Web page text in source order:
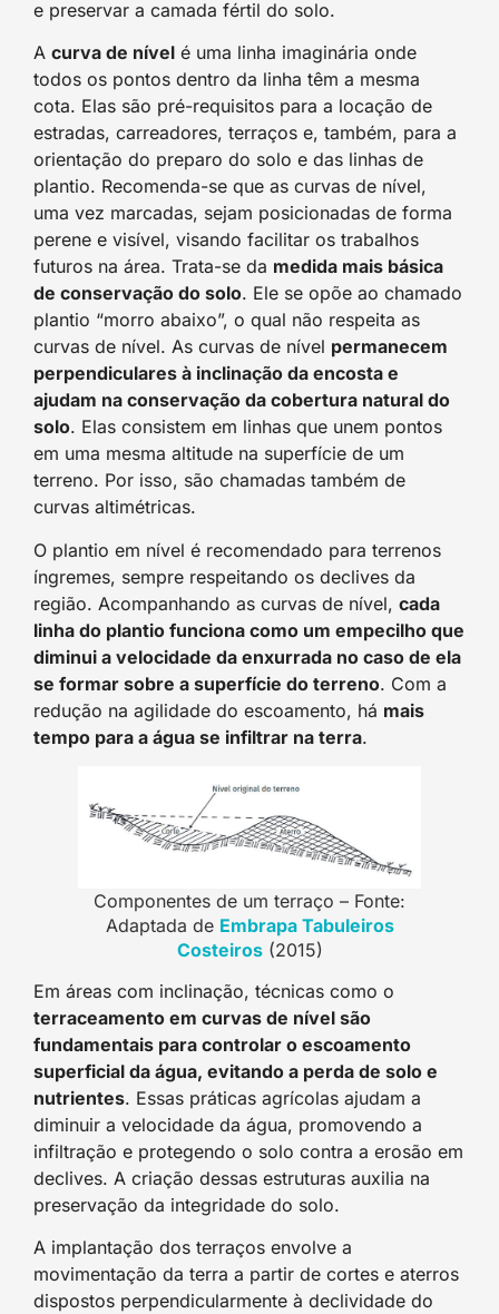
e preservar a camada fértil do solo.
A curva de nível é uma linha imaginária onde
todos os pontos dentro da linha têm a mesma
cota. Elas são pré-requisitos para a locação de
estradas, carreadores, terraços e, também, para a
orientação do preparo do solo e das linhas de
plantio. Recomenda-se que as curvas de nível,
uma vez marcadas, sejam posicionadas de forma
perene e visível, visando facilitar os trabalhos
futuros na área. Trata-se da medida mais básica
de conservação do solo. Ele se opõe ao chamado
plantio “morro abaixo”, o qual não respeita as
curvas de nível. As curvas de nível permanecem
perpendiculares à inclinação da encosta e
ajudam na conservação da cobertura natural do
solo. Elas consistem em linhas que unem pontos
em uma mesma altitude na superfície de um
terreno. Por isso, são chamadas também de
curvas altimétricas.
O plantio em nível é recomendado para terrenos
íngremes, sempre respeitando os declives da
região. Acompanhando as curvas de nível, cada
linha do plantio funciona como um empecilho que
diminui a velocidade da enxurrada no caso de ela
se formar sobre a superfície do terreno. Com a
redução na agilidade do escoamento, há mais
tempo para a água se infiltrar na terra.
Componentes de um terraço – Fonte:
Adaptada de Embrapa Tabuleiros
Costeiros(2015)
Em áreas com inclinação, técnicas como o
terraceamento em curvas de nível são
fundamentais para controlar o escoamento
superficial da água, evitando a perda de solo e
nutrientes. Essas práticas agrícolas ajudam a
diminuir a velocidade da água, promovendo a
infiltração e protegendo o solo contra a erosão em
declives. A criação dessas estruturas auxilia na
preservação da integridade do solo.
A implantação dos terraços envolve a
movimentação da terra a partir de cortes e aterros
dispostos perpendicularmente à declividade do